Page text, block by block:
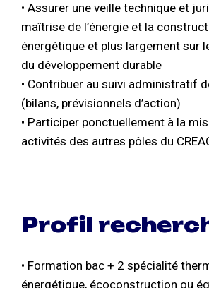
• Assurer une veille technique et
maîtrise de l’énergie et la
énergétique et plus largement sur
du développement durable
• Contribuer au suivi administratif
(bilans, prévisionnels d’action)
• Participer ponctuellement à la
activités des autres pôles du
Profil
• Formation bac + 2 spécialité
énergétique, écoconstruction ou